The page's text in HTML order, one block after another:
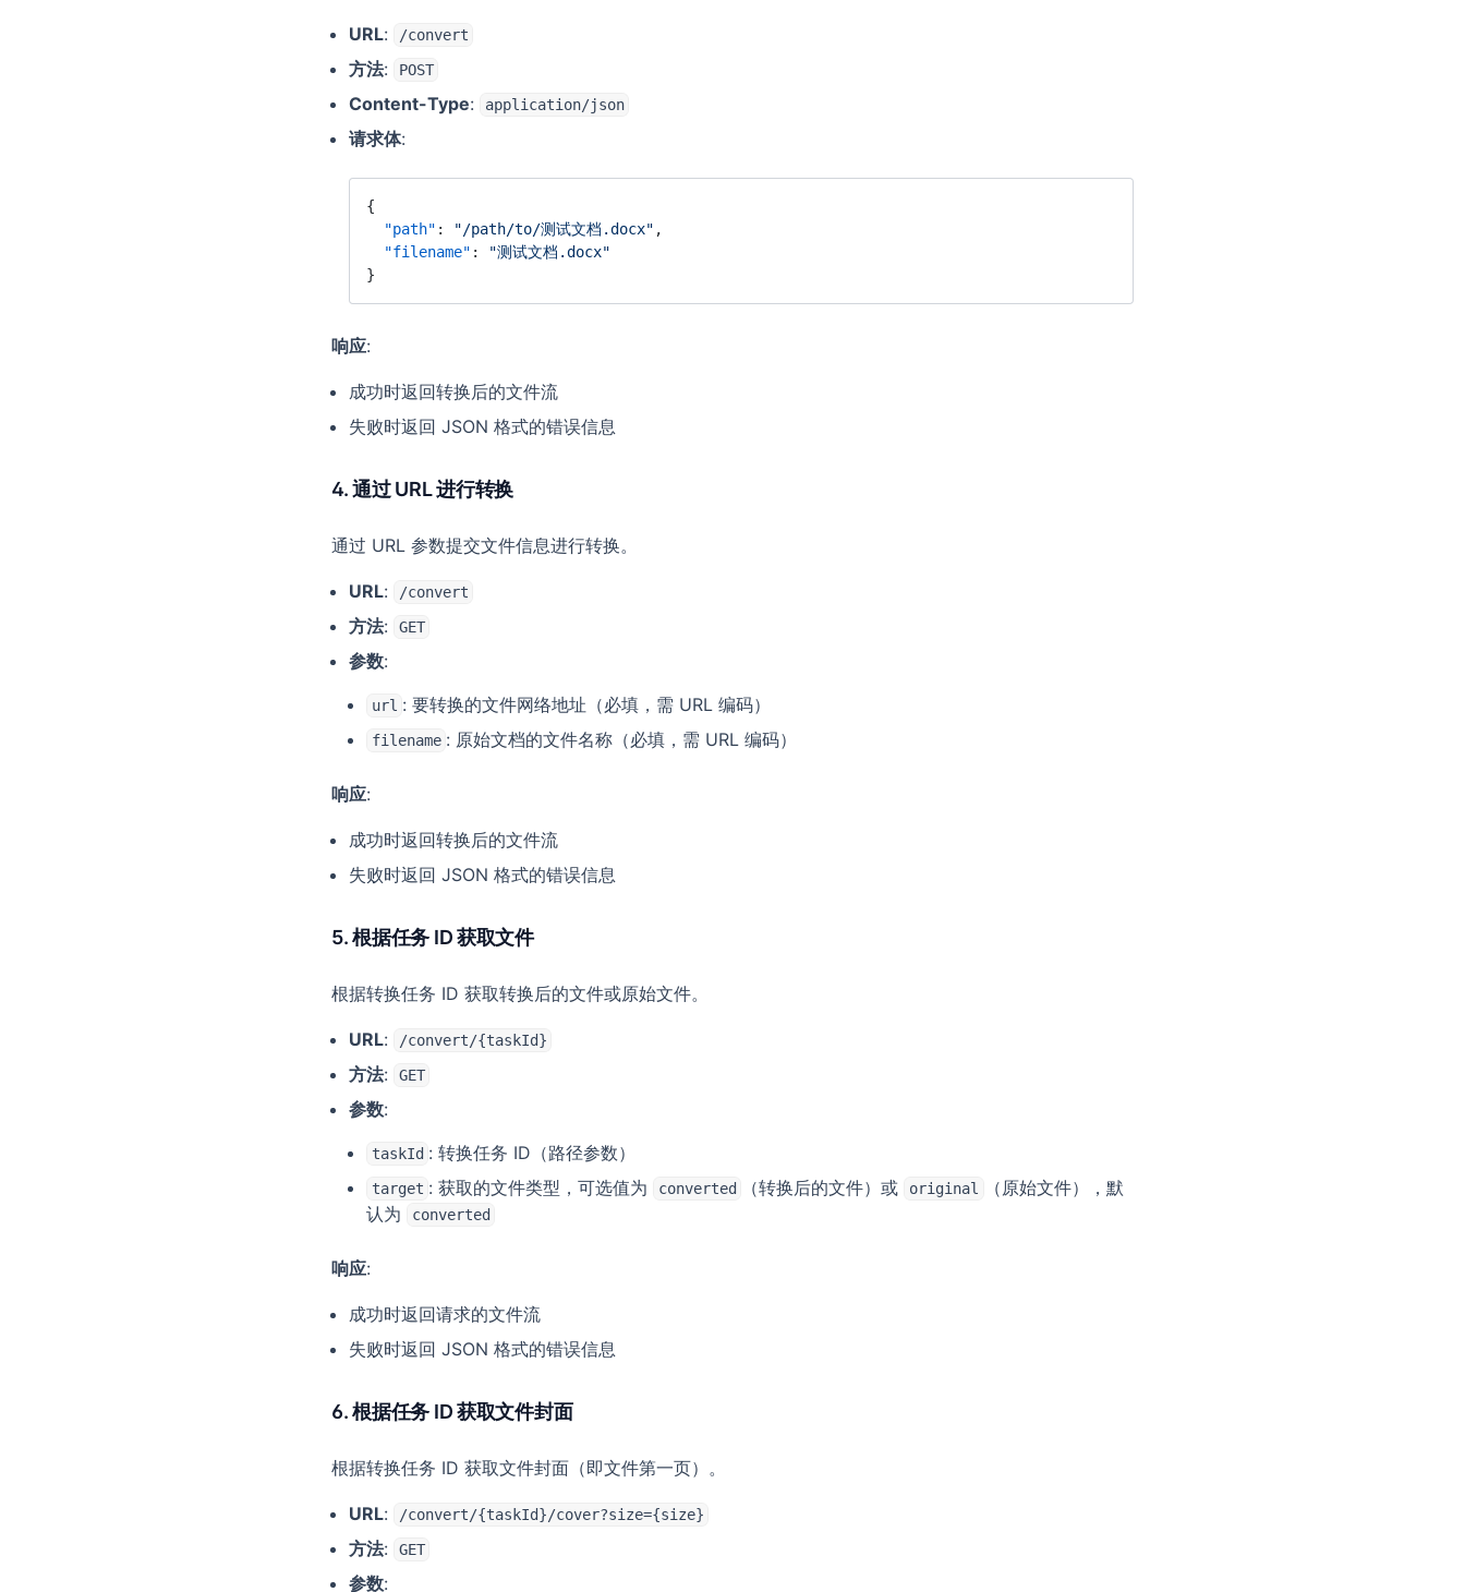
URL: /convert
方法: POST
Content-Type: application/json
请求体:
{
  "path"
: "/path/to/测试文档.docx" ,
  "filename"
:
"测试文档.docx"
}
响应:
成功时返回转换后的文件流
失败时返回 JSON 格式的错误信息
4. 通过 URL 进行转换
通过 URL 参数提交文件信息进行转换。
URL: /convert
方法: GET
参数:
url : 要转换的文件网络地址（必填，需 URL 编码）
filename : 原始文档的文件名称（必填，需 URL 编码）
响应:
成功时返回转换后的文件流
失败时返回 JSON 格式的错误信息
5. 根据任务 ID 获取文件
根据转换任务 ID 获取转换后的文件或原始文件。
URL: /convert/{taskId}
方法: GET
参数:
taskId : 转换任务 ID（路径参数）
target : 获取的文件类型，可选值为 converted （转换后的文件）或 original
（原始文件），默
认为
converted
响应:
成功时返回请求的文件流
失败时返回 JSON 格式的错误信息
6. 根据任务 ID 获取文件封面
根据转换任务 ID 获取文件封面（即文件第一页）。
URL: /convert/{taskId}/cover?size={size}
方法: GET
参数: